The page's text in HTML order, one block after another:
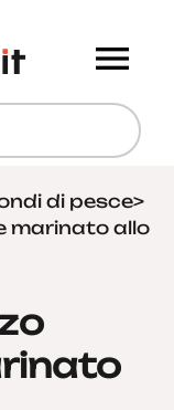
di pesce>
marinato allo